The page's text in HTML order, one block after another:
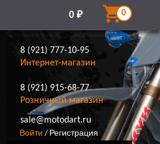
0 ₽ 0
8 (921) 777-10-95
Интернет-магазин
8 (921) 915-68-77
Розничный магазин
8 (921) 777-10-95
sale@motodart.ru
Войти / Регистрация